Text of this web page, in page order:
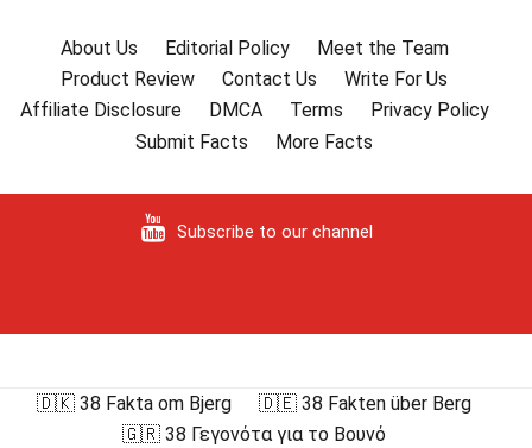
About Us Editorial Policy
Meet the Team
Product Review
Contact Us
Write For Us
Affiliate Disclosure
DMCA Terms
Privacy Policy
Submit Facts
More Facts
Subscribe to our channel
🇩🇰 38 Fakta om Bjerg
🇩🇪 38 Fakten über Berg
🇬🇷 38 Γεγονότα για το Βουνό